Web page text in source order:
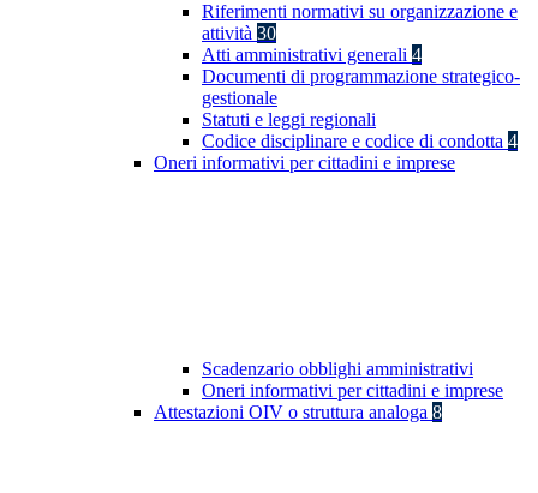
Riferimenti normativi su organizzazione e
attività 30
Atti amministrativi generali 4
Documenti di programmazione strategico-
gestionale
Statuti e leggi regionali
Codice disciplinare e codice di condotta 4
Oneri informativi per cittadini e imprese
Scadenzario obblighi amministrativi
Oneri informativi per cittadini e imprese
Attestazioni OIV o struttura analoga 8